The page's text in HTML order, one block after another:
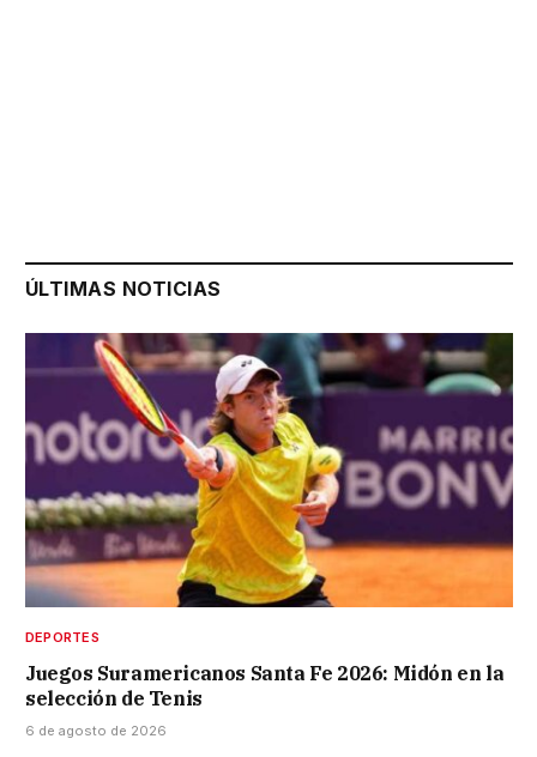
ÚLTIMAS NOTICIAS
DEPORTES
Juegos Suramericanos Santa Fe 2026: Midón en la
selección de Tenis
6 de agosto de 2026